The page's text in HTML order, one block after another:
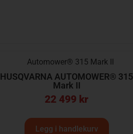
HUSQVARNA AUTOMOWER® 315
Mark II
22 499 kr
Legg i handlekurv